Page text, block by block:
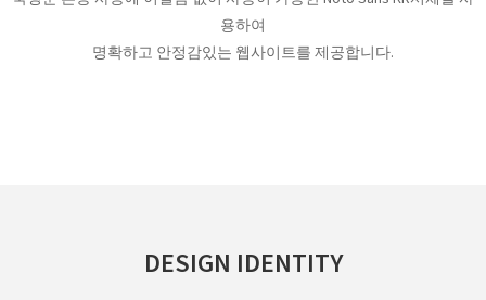
용하여
명확하고 안정감있는 웹사이트를 제공합니다.
DESIGN IDENTITY